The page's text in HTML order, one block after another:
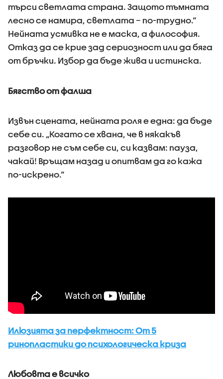
търси светлата страна. Защото тъмната
лесно се намира, светлата – по-трудно.“
Нейната усмивка не е маска, а философия.
Отказ да се крие зад сериозност или да бяга
от бръчки. Избор да бъде жива и истинска.
Бягство от фалша
Извън сцената, нейната роля е една: да бъде
себе си. „Когато се хвана, че в някакъв
разговор не съм себе си, си казвам: пауза,
чакай! Връщам назад и опитвам да го кажа
по-искрено.“
Илюзията за перфектност: От 5
ринопластики до психологическа криза
Любовта е всичко